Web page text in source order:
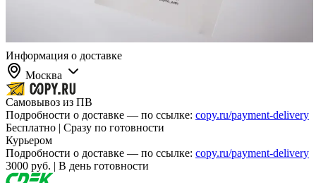
Информация о доставке
Москва
Самовывоз из ПВ
Подробности о доставке — по ссылке: copy.ru/payment-delivery
Бесплатно | Сразу по готовности
Курьером
Подробности о доставке — по ссылке: copy.ru/payment-delivery
3000 руб. | В день готовности